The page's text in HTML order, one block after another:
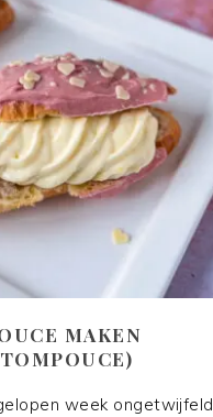
MAKEN
week ongetwijfeld